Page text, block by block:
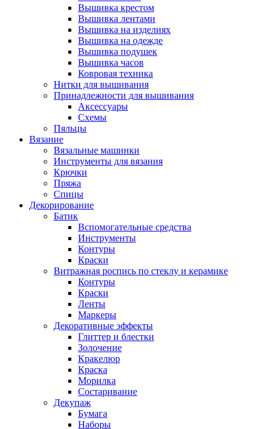
Вышивка крестом
Вышивка лентами
Вышивка на изделиях
Вышивка на одежде
Вышивка подушек
Вышивка часов
Ковровая техника
Нитки для вышивания
Принадлежности для вышивания
Аксессуары
Схемы
Пяльцы
Вязание
Вязальные машинки
Инструменты для вязания
Крючки
Пряжа
Спицы
Декорирование
Батик
Вспомогательные средства
Инструменты
Контуры
Краски
Витражная роспись по стеклу и керамике
Контуры
Краски
Ленты
Маркеры
Декоративные эффекты
Глиттер и блестки
Золочение
Кракелюр
Краска
Морилка
Состаривание
Декупаж
Бумага
Наборы